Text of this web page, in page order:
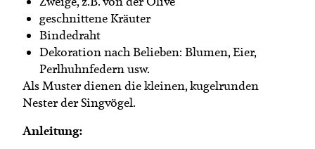
geschnittene Kräuter
Bindedraht
Dekoration nach Belieben: Blumen, Eier,
Perlhuhnfedern usw.
Als Muster dienen die kleinen, kugelrunden
Nester der Singvögel.
Anleitung: